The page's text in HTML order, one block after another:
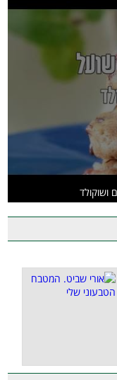
ושוקולד